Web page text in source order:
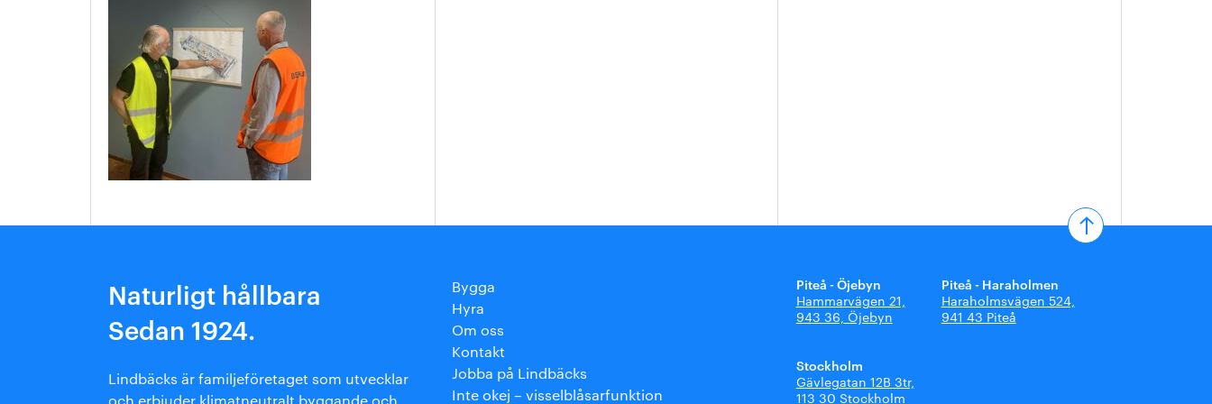
Grönare option
Naturligt hållbara
Sedan 1924.
Lindbäcks är familjeföretaget som utvecklar
och erbjuder klimatneutralt byggande och
Bygga
Hyra
Om oss
Kontakt
Jobba på Lindbäcks
Inte okej – visselblåsarfunktion
Piteå - Öjebyn
Hammarvägen 21,
943 36, Öjebyn
Piteå - Haraholmen
Haraholmsvägen 524,
941 43 Piteå
Stockholm
Gävlegatan 12B 3tr,
113 30 Stockholm